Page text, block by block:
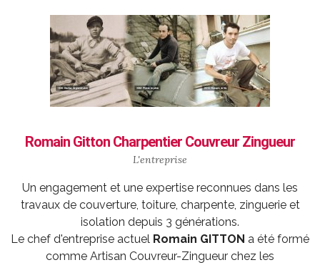
Romain Gitton Charpentier Couvreur Zingueur
L'entreprise
Un engagement et une expertise reconnues dans les
travaux de couverture, toiture, charpente, zinguerie et
isolation depuis 3 générations.
Le chef d'entreprise actuel Romain GITTON a été formé
comme Artisan Couvreur-Zingueur chez les